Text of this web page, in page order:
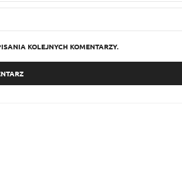
KOLEJNYCH KOMENTARZY.